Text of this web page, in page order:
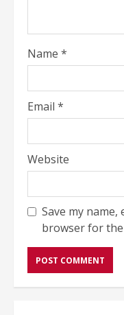
Name *
Email *
Website
Save my
browser for